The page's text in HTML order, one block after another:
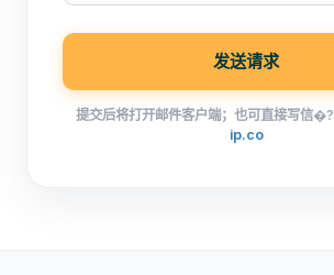
发送请求
提交后将打开邮件客户端；也可直接写信�?
ip.co